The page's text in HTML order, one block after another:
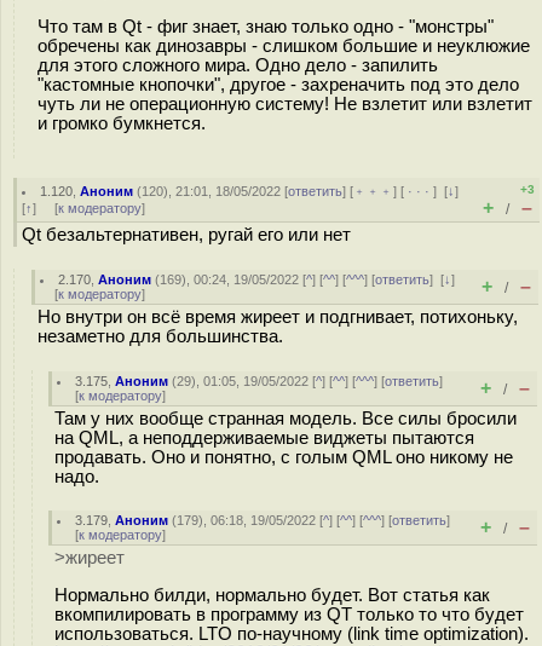
Что там в Qt - фиг знает, знаю только одно - "монстры"
обречены как динозавры - слишком большие и неуклюжие
для этого сложного мира. Одно дело - запилить
"кастомные кнопочки", другое - захреначить под это дело
чуть ли не операционную систему! Не взлетит или взлетит
и громко бумкнется.
1.120 ,Аноним (120), 21:01, 18/05/2022 [ответить] [ ﹢﹢﹢] [ · · ·][↓]
[↑] [к модератору]
+3
+ / –
Qt безальтернативен, ругай его или нет
2.170 ,Аноним (169), 00:24, 19/05/2022 [^] [^^] [^^^] [ответить][↓]
[к модератору] + / –
Но внутри он всё время жиреет и подгнивает, потихоньку,
незаметно для большинства.
3.175 ,Аноним (29), 01:05, 19/05/2022 [^] [^^] [^^^] [ответить]
[к модератору] + / –
Там у них вообще странная модель. Все силы бросили
на QML, а неподдерживаемые виджеты пытаются
продавать. Оно и понятно, с голым QML оно никому не
надо.
3.179 ,Аноним (179), 06:18, 19/05/2022 [^] [^^] [^^^] [ответить]
[к модератору] + / –
>жиреет
Нормально билди, нормально будет. Вот статья как
вкомпилировать в программу из QT только то что будет
использоваться. LTO по-научному (link time optimization).